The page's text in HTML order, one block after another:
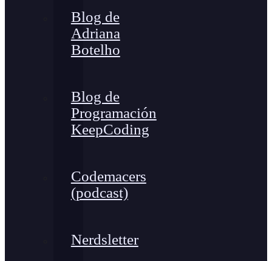
Blog de
Adriana
Botelho
Blog de
Programación
KeepCoding
Codemacers
(podcast)
Nerdsletter